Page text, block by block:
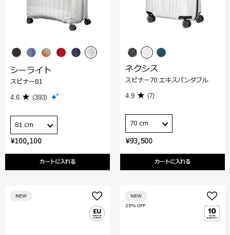
¥100,100
カートに入れる
シーライト
スピナー81
4.6 (393)
81 cm
¥93,500
カートに入れる
ネクシス
スピナー70 エキスパンダブル
4.9 (7)
70 cm
NEW
25% OFF
NEW